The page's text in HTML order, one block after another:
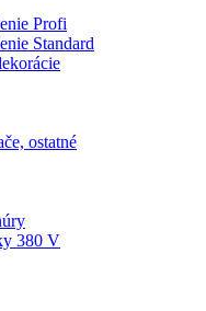
Profi
Standard
ostatné
380 V